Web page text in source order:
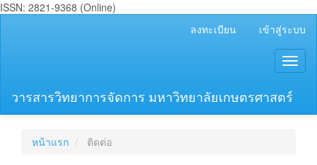
ISSN: 2821-9368 (Online)
##plugins.themes.bootstrap3.accessible_menu.main_content##
##plugins.themes.bootstrap3.accessible_menu.sidebar##
ลงทะเบียน เข้าสู่ระบบ
วารสารวิทยาการจัดการ มหาวิทยาลัยเกษตรศาสตร์
หน้าแรก ติดต่อ